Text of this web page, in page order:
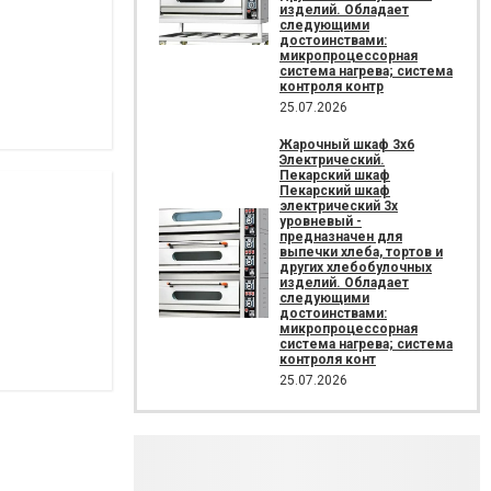
изделий. Обладает
следующими
достоинствами:
микропроцессорная
система нагрева; система
контроля контр
25.07.2026
Жарочный шкаф 3х6
Электрический.
Пекарский шкаф
Пекарский шкаф
электрический 3х
уровневый -
предназначен для
выпечки хлеба, тортов и
других хлебобулочных
изделий. Обладает
следующими
достоинствами:
микропроцессорная
система нагрева; система
контроля конт
25.07.2026